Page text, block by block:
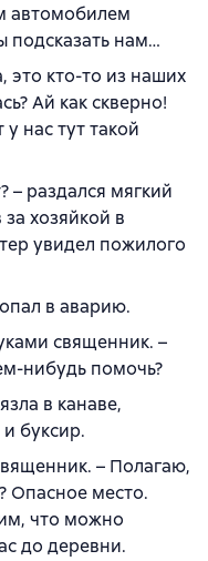
автомобилем
подсказать нам…
это кто-то из наших
Ай как скверно!
нас тут такой
– раздался мягкий
хозяйкой в
увидел пожилого
в аварию.
священник. –
нибудь помочь?
в канаве,
буксир.
– Полагаю,
Опасное место.
что можно
до деревни.